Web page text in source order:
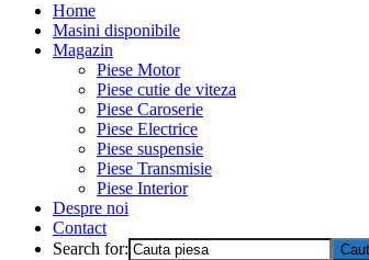
Home
Masini disponibile
Magazin
Piese Motor
Piese cutie de viteza
Piese Caroserie
Piese Electrice
Piese suspensie
Piese Transmisie
Piese Interior
Despre noi
Contact
Search for: